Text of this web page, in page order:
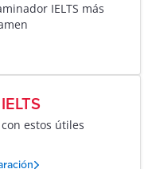
IELTS más
estos útiles